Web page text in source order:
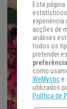
Esta
estatísticos
experiência
acções de
análises
todos os
pretender
como
WeMystice
utilizados
Política de